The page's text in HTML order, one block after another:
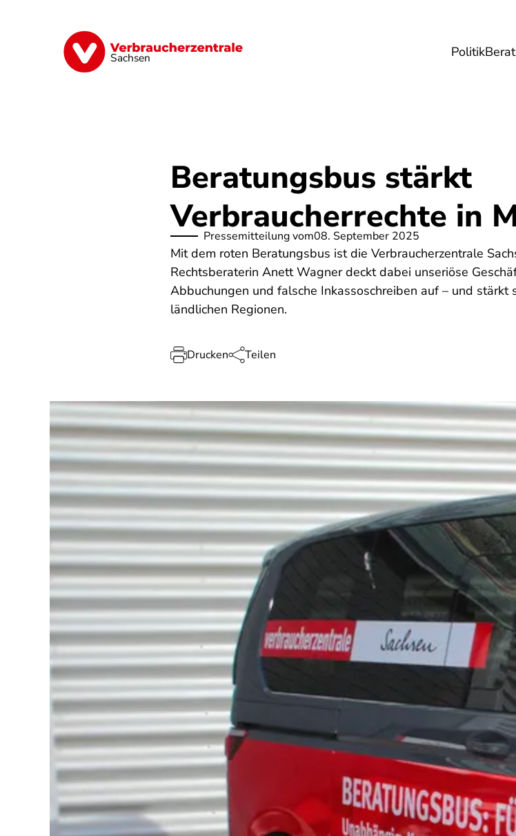
Sachsen Politik
Vorsorge Verträge Geld & Versicherungen Digitales
Beratungsbus stärkt
Verbraucherrechte in
Pressemitteilung vom08. September 2025
Mit dem roten Beratungsbus ist die Verbraucherzentrale
Rechtsberaterin Anett Wagner deckt dabei unseriöse
Abbuchungen und falsche Inkassoschreiben auf – und stärkt
ländlichen Regionen.
Drucken Teilen